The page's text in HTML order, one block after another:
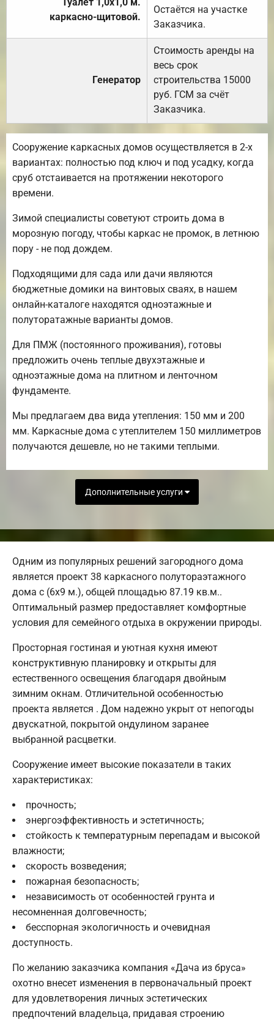
Туалет 1,0х1,0 м.
каркасно-щитовой.
Остаётся на участке
Заказчика.
Генератор
Стоимость аренды на
весь срок
строительства 15000
руб. ГСМ за счёт
Заказчика.
Сооружение каркасных домов осуществляется в 2-х
вариантах: полностью под ключ и под усадку, когда
сруб отстаивается на протяжении некоторого
времени.
Зимой специалисты советуют строить дома в
морозную погоду, чтобы каркас не промок, в летнюю
пору - не под дождем.
Подходящими для сада или дачи являются
бюджетные домики на винтовых сваях, в нашем
онлайн-каталоге находятся одноэтажные и
полуторатажные варианты домов.
Для ПМЖ (постоянного проживания), готовы
предложить очень теплые двухэтажные и
одноэтажные дома на плитном и ленточном
фундаменте.
Мы предлагаем два вида утепления: 150 мм и 200
мм. Каркасные дома с утеплителем 150 миллиметров
получаются дешевле, но не такими теплыми.
Дополнительные услуги
Одним из популярных решений загородного дома
является проект 38 каркасного полутораэтажного
дома с (6х9 м.), общей площадью 87.19 кв.м..
Оптимальный размер предоставляет комфортные
условия для семейного отдыха в окружении природы.
Просторная гостиная и уютная кухня имеют
конструктивную планировку и открыты для
естественного освещения благодаря двойным
зимним окнам. Отличительной особенностью
проекта является . Дом надежно укрыт от непогоды
двускатной, покрытой ондулином заранее
выбранной расцветки.
Сооружение имеет высокие показатели в таких
характеристиках:
прочность;
энергоэффективность и эстетичность;
стойкость к температурным перепадам и высокой
влажности;
скорость возведения;
пожарная безопасность;
независимость от особенностей грунта и
несомненная долговечность;
бесспорная экологичность и очевидная
доступность.
По желанию заказчика компания «Дача из бруса»
охотно внесет изменения в первоначальный проект
для удовлетворения личных эстетических
предпочтений владельца, придавая строению